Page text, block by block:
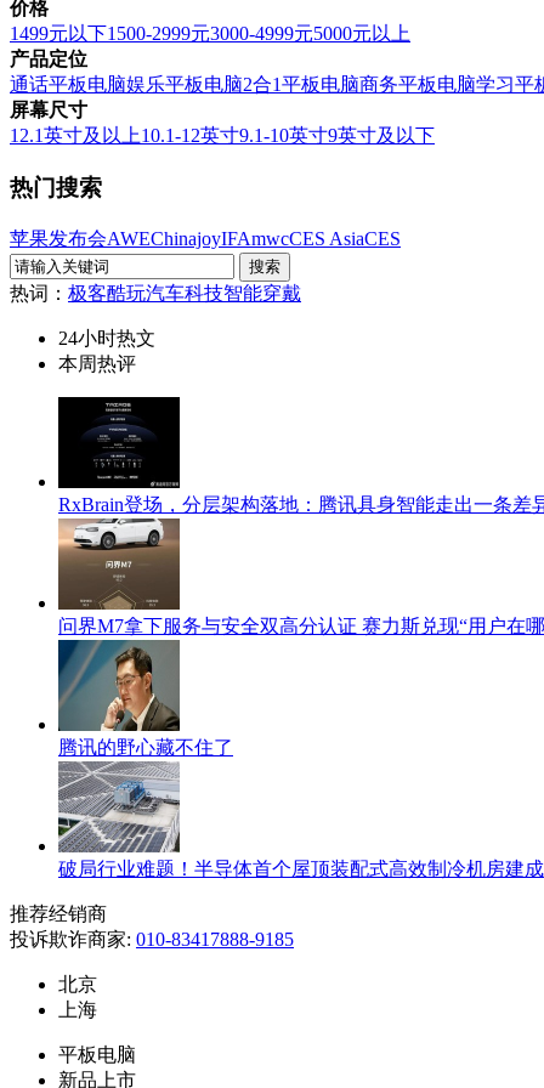
价格
1499元以下1500-2999元3000-4999元5000元以上
产品定位
通话平板电脑娱乐平板电脑2合1平板电脑商务平板电脑学习平
屏幕尺寸
12.1英寸及以上10.1-12英寸9.1-10英寸9英寸及以下
热门搜索
苹果发布会AWEChinajoyIFAmwcCES AsiaCES
热词： 极客酷玩汽车科技智能穿戴
24小时热文
本周热评
RxBrain登场，分层架构落地：腾讯具身智能走出一条差
问界M7拿下服务与安全双高分认证 赛力斯兑现“用户在
腾讯的野心藏不住了
破局行业难题！半导体首个屋顶装配式高效制冷机房建成
推荐经销商
投诉欺诈商家: 010-83417888-9185
北京
上海
平板电脑
新品上市